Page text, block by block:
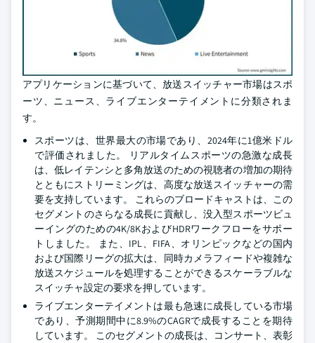
アプリケーションに基づいて、放送スイッチャー市場はスポ
ーツ、ニュース、ライブエンターテイメントに分類されま
す。
スポーツは、世界最大の市場であり、2024年に1億米ドル
で評価されました。 リアルタイムスポーツの急激な成長
は、低レイテンシと多角放送のための視聴者の増加の期待
とともにストリーミングは、高度な放送スイッチャーの需
要を支持しています。 これらのブロードキャストは、この
セグメントのさらなる成長に貢献し、没入型スポーツビュ
ーイングのための4K/8KおよびHDRワークフローをサポー
トしました。 また、IPL、FIFA、オリンピックなどの国内
および国際リーグの拡大は、同時カメラフィードや複雑な
放送スケジュールを処理することができるスケーラブルな
スイッチャ設定の要求を押しています。
ライブエンターテイメントは最も急速に成長している市場
であり、予測期間中に8.9%のCAGRで成長することを期待
しています。 このセグメントの成長は、コンサート、表彰